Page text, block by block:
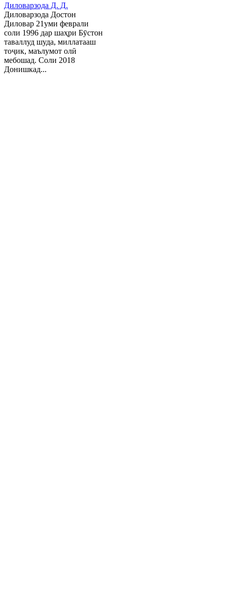
Диловарзода Д. Д.
Диловарзода Достон
Диловар 21уми феврали
соли 1996 дар шаҳри Бӯстон
таваллуд шуда, миллатааш
тоҷик, маълумот олӣ
мебошад. Соли 2018
Донишкад...